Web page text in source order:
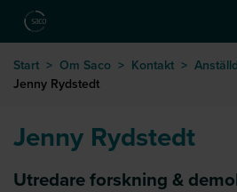
Hoppa till huvudinnehåll
Start > Om Saco > Kontakt >
Jenny Rydstedt
Jenny Rydstedt
Utredare forskning &